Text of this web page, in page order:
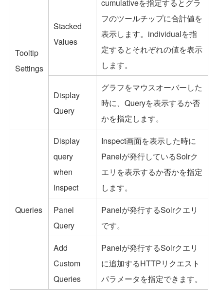
Tooltip
Settings
Stacked
Values
cumulativeを指定するとグラ
フのツールチップに合計値を
表示します。individualを指
定するとそれぞれの値を表示
します。
Display
Query
グラフをマウスオーバーした
時に、Queryを表示するか否
かを指定します。
Queries
Display
query
when
Inspect
Inspect画面を表示した時に
Panelが発行しているSolrク
エリを表示するか否かを指定
します。
Panel
Query
Panelが発行するSolrクエリ
です。
Add
Custom
Queries
Panelが発行するSolrクエリ
に追加するHTTPリクエスト
パラメータを指定できます。